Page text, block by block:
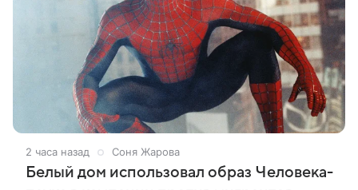
2 часа назад Соня Жарова
Белый дом использовал образ Человека-